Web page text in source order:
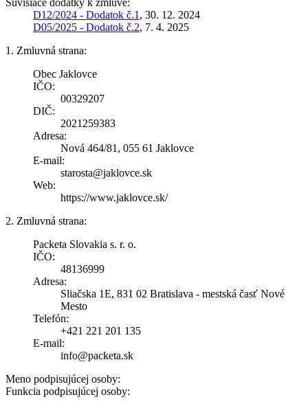
D12/2024 - Dodatok č.1 , 30. 12. 2024
D05/2025 - Dodatok č.2, 7. 4. 2025
1. Zmluvná strana:
Obec Jaklovce
IČO:
00329207
DIČ:
2021259383
Adresa:
Nová 464/81, 055 61 Jaklovce
E-mail:
starosta@jaklovce.sk
Web:
https://www.jaklovce.sk/
2. Zmluvná strana:
Packeta Slovakia s. r. o.
IČO:
48136999
Adresa:
Sliačska 1E, 831 02 Bratislava - mestská časť Nové
Mesto
Telefón:
+421 221 201 135
E-mail:
info@packeta.sk
Meno podpisujúcej osoby:
Funkcia podpisujúcej osoby: